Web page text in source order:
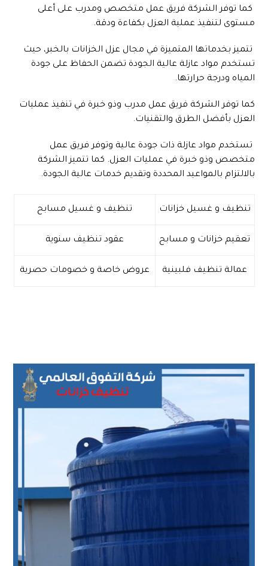
كما توفر الشركة فريق عمل متخصص ومدرب على أعلى
مستوى لتنفيذ عملية العزل بكفاءة ودقة.
تتميز بخدماتها المتميزة في مجال عزل الخزانات بالخبر، حيث
تستخدم مواد عازلة عالية الجودة تضمن الحفاظ على جودة
المياه ودرجة حرارتها.
كما توفر الشركة فريق عمل مدرب وذو خبرة في تنفيذ عمليات
العزل بأفضل الطرق والتقنيات.
تستخدم مواد عازلة ذات جودة عالية وتوفر فريق عمل
متخصص وذو خبرة في عمليات العزل. كما تتميز الشركة
بالالتزام بالمواعيد المحددة وتقديم خدمات عالية الجودة.
تنظيف و غسيل خزانات تنظيف و غسيل مسابح
تعقيم خزانات و مسابح عقود تنظيف سنوية
عمالة تنظيف فلبينية عروض خاصة و خصومات حصرية